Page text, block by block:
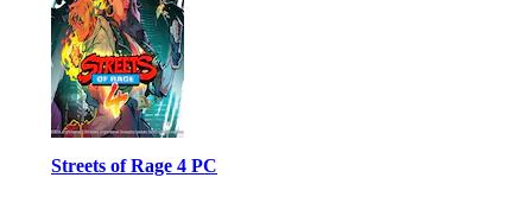
Streets of Rage 4 PC